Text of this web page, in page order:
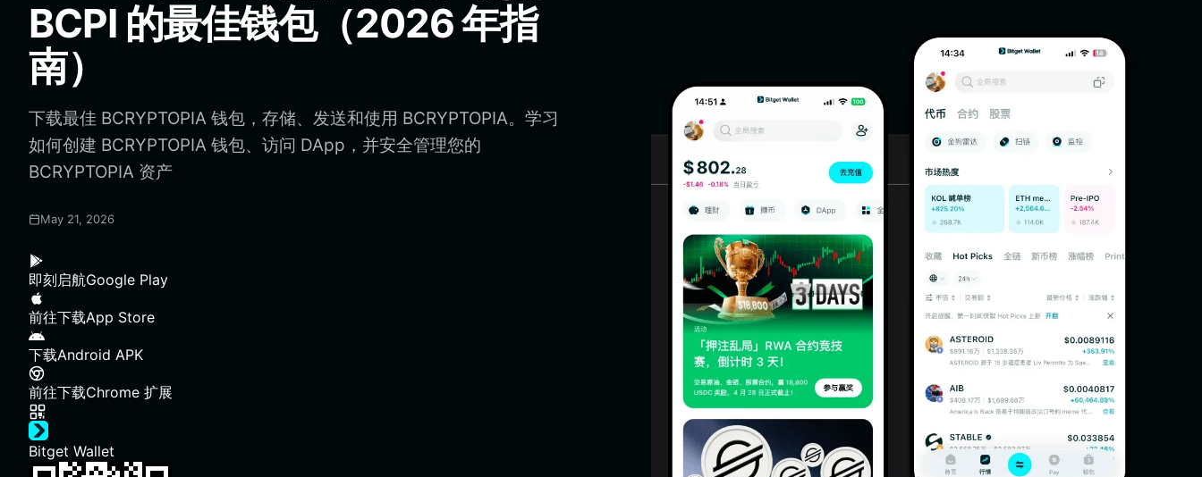
Español
Português (Brasil)
Español (Argentina)
BCPI 的最佳钱包（2026 年指
南）
下载最佳 BCRYPTOPIA 钱包，存储、发送和使用 BCRYPTOPIA。学习
如何创建 BCRYPTOPIA 钱包、访问 DApp，并安全管理您的
BCRYPTOPIA 资产
May 21, 2026
即刻启航Google Play
前往下载App Store
下载Android APK
前往下载Chrome 扩展
Bitget Wallet